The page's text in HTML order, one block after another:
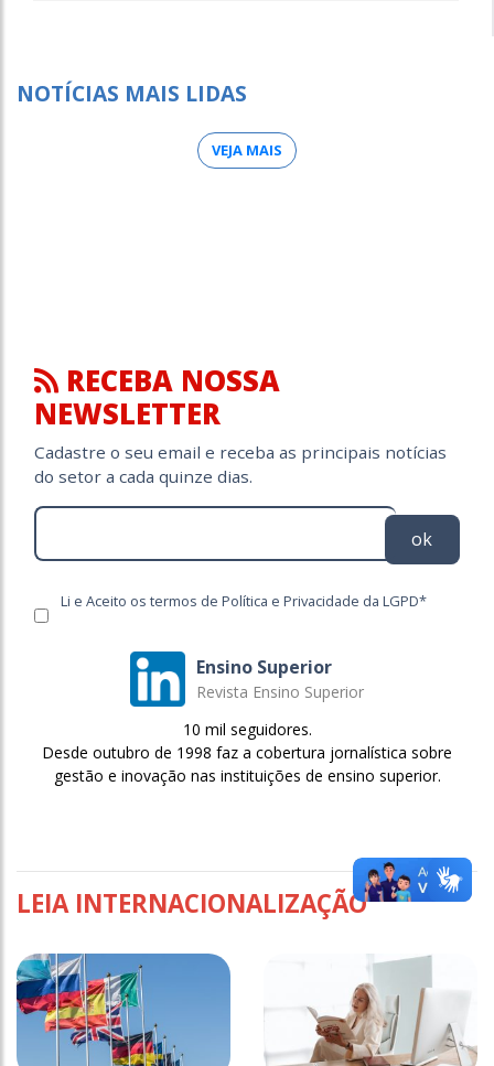
NOTÍCIAS MAIS LIDAS
VEJA MAIS
RECEBA NOSSA
NEWSLETTER
Cadastre o seu email e receba as principais notícias
do setor a cada quinze dias.
ok
Li e Aceito os termos de Política e Privacidade da LGPD*
Ensino Superior
Revista Ensino Superior
10 mil seguidores.
Desde outubro de 1998 faz a cobertura jornalística sobre
gestão e inovação nas instituições de ensino superior.
LEIA INTERNACIONALIZAÇÃO